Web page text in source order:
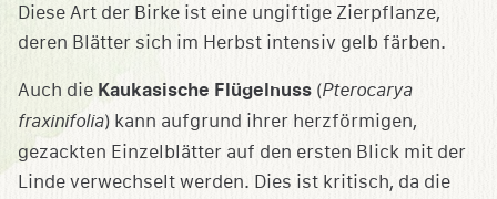
Diese Art der Birke ist eine ungiftige Zierpflanze,
deren Blätter sich im Herbst intensiv gelb färben.
Auch die Kaukasische Flügelnuss (Pterocarya
fraxinifolia) kann aufgrund ihrer herzförmigen,
gezackten Einzelblätter auf den ersten Blick mit der
Linde verwechselt werden. Dies ist kritisch, da die